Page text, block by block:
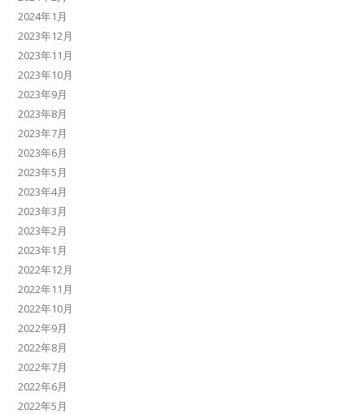
2024年1月
2023年12月
2023年11月
2023年10月
2023年9月
2023年8月
2023年7月
2023年6月
2023年5月
2023年4月
2023年3月
2023年2月
2023年1月
2022年12月
2022年11月
2022年10月
2022年9月
2022年8月
2022年7月
2022年6月
2022年5月